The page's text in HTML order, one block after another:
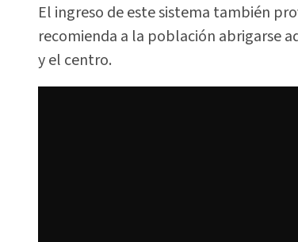
El ingreso de este sistema también
recomienda a la población abrigarse
y el centro.